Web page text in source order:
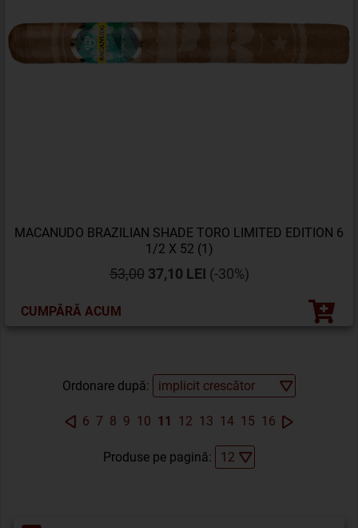
MACANUDO BRAZILIAN SHADE TORO LIMITED EDITION 6
1/2 X 52 (1)
53,00 37,10 LEI (-30%)
CUMPĂRĂ ACUM
Ordonare după:
6 7 8 9 10 11 12 13 14 15 16
Produse pe pagină: